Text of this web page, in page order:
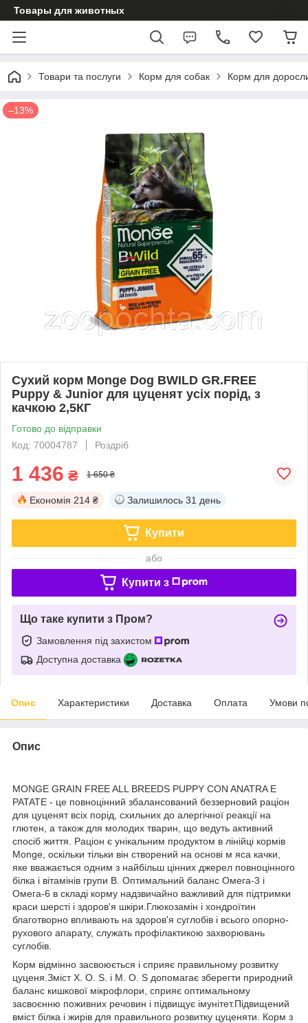
Товары для животных
Товари та послуги Корм для собак Корм для
–13%
Сухий корм Monge Dog BWILD GR.FREE
Puppy & Junior для цуценят усіх порід, з
качкою 2,5КГ
Готово до відправки
Код: 70004787
Роздріб
1 436 ₴ 1 650 ₴
Економія 214 ₴ Залишилось 31 день
Купити
або
Купити з
Що таке купити з Пром?
Замовлення під захистом
Доступна доставка
Опис Характеристики Доставка Оплата Умови
Опис
MONGE GRAIN FREE ALL BREEDS PUPPY CON ANATRA E
PATATE - це повноцінний збалансований беззерновий раціон
для цуценят всіх порід, схильних до алергічної реакції на
глютен, а також для молодих тварин, що ведуть активний
спосіб життя. Раціон є унікальним продуктом в лінійці кормів
Monge, оскільки тільки він створений на основі м яса качки,
яке вважається одним з найбільш цінних джерел повноцінного
білка і вітамінів групи B. Оптимальний баланс Омега-3 і
Омега-6 в складі корму надзвичайно важливий для підтримки
краси шерсті і здоров'я шкіри.Глюкозамін і хондроїтин
благотворно впливають на здоров'я суглобів і всього опорно-
рухового апарату, служать профілактикою захворювань
суглобів.
Корм відмінно засвоюється і сприяє правильному розвитку
цуценя.Зміст X. O. S. і М. O. S допомагає зберегти природний
баланс кишкової мікрофлори, сприяє оптимальному
засвоєнню поживних речовин і підвищує імунітет.Підвищений
вміст білка і жирів для правильного розвитку цуценяти. Корм з